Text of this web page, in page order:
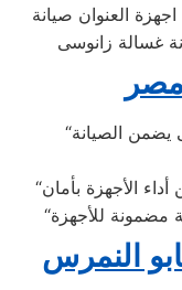
العنوان صيانة
“جودة تلامس الإتقان: توكيل زانوسى يضمن الصيانة
النمرس